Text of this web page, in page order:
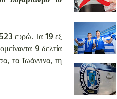
ευρώ. Τα 19 εξ
9 δελτία
τα Ιωάννινα, τη